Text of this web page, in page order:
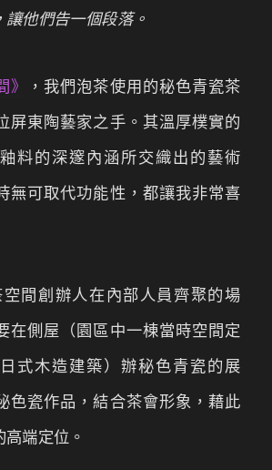
讓他們告一個段落。
》
，我們泡茶使用的秘色青瓷茶
屏東陶藝家之手。其溫厚樸實的
料的深邃內涵所交織出的藝術
無可取代功能性，都讓我非常喜
間創辦人在內部人員齊聚的場
在側屋（園區中一棟當時空間定
式木造建築）辦秘色青瓷的展
色瓷作品，結合茶會形象，藉此
端定位。